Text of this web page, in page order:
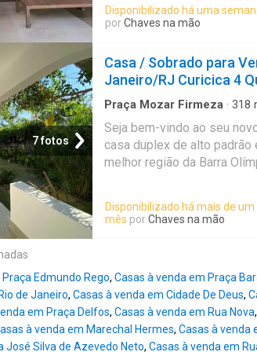
piscina, praticar diversos
momentos de
praticidade no dia-a-dia.
de um condomínio fechado.
piscina lazer completo no
financiamento TEMOS
OPORTUNIDADES.
Fazemos simulação
jurídica com
documentação até a
para melhorar a
preservando as
Disponibilizado há uma
porChaves na mão
7 fotos
Casa / Sobrado para
Janeiro/RJ Curicica 4
Praça Mozar Firmeza · 318
Despensa
Seja bem-vindo ao seu
casa duplex de alto padrão
melhor região da Barra
para a Pedra da Gávea.
suítes, 5 banheiros, 4
em estilo contemporâneo,
espaçosa e decorada com
subsolo, você encontrará
perfeito para ser utilizado
Disponibilizado há mais de um
mês porChaves na mão
Edmundo Rego, Casas à venda em Praça
de Janeiro, Casas à venda em Cidade De Deus,
em Praça Delfos, Casas à venda em Rua Nova,
à venda em Marechal Hermes, Casas à venda
José Silva de Azevedo Neto, Casas à venda em